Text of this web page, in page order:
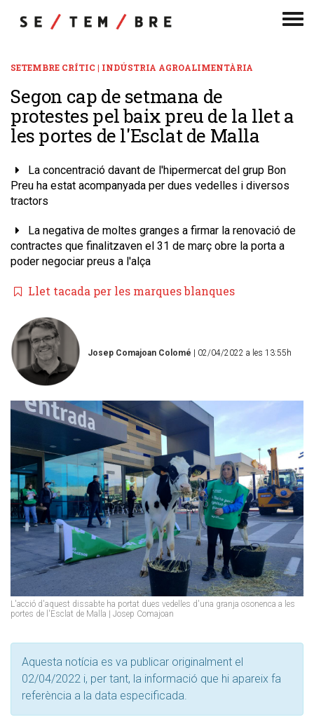
SETEMBRE CRÍTIC | INDÚSTRIA AGROALIMENTÀRIA
​Segon cap de setmana de
protestes pel baix preu de la llet a
les portes de l'Esclat de Malla
La concentració davant de l'hipermercat del grup Bon
Preu ha estat acompanyada per dues vedelles i diversos
tractors
La negativa de moltes granges a firmar la renovació de
contractes que finalitzaven el 31 de març obre la porta a
poder negociar preus a l'alça
​Llet tacada per les marques blanques
Josep Comajoan Colomé | 02/04/2022 a les 13:55h
L'acció d'aquest dissabte ha portat dues vedelles d'una granja osonenca a les
portes de l'Esclat de Malla | Josep Comajoan
Aquesta notícia es va publicar originalment el
02/04/2022 i, per tant, la informació que hi apareix fa
referència a la data especificada.